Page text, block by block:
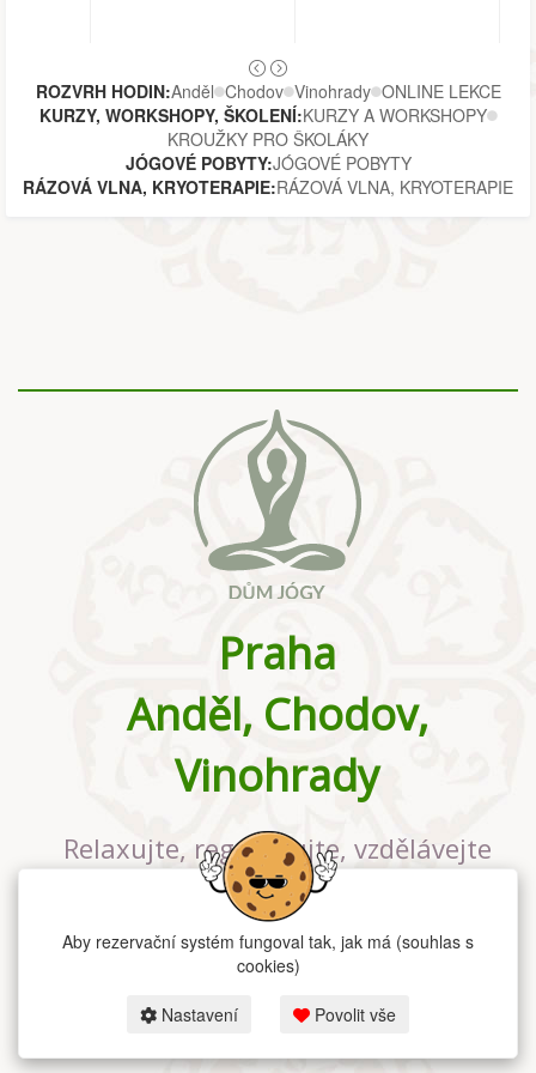
ROZVRH HODIN:Anděl Chodov Vinohrady ONLINE LEKCE
KURZY, WORKSHOPY, ŠKOLENÍ:KURZY A WORKSHOPY
KROUŽKY PRO ŠKOLÁKY
JÓGOVÉ POBYTY:JÓGOVÉ POBYTY
RÁZOVÁ VLNA, KRYOTERAPIE:RÁZOVÁ VLNA, KRYOTERAPIE
Praha
Anděl, Chodov,
Vinohrady
Relaxujte, regenerujte, vzdělávejte
se v největším jógovém studiu v
Praze
Aby rezervační systém fungoval tak, jak má (souhlas s
cookies)
Nastavení Povolit vše